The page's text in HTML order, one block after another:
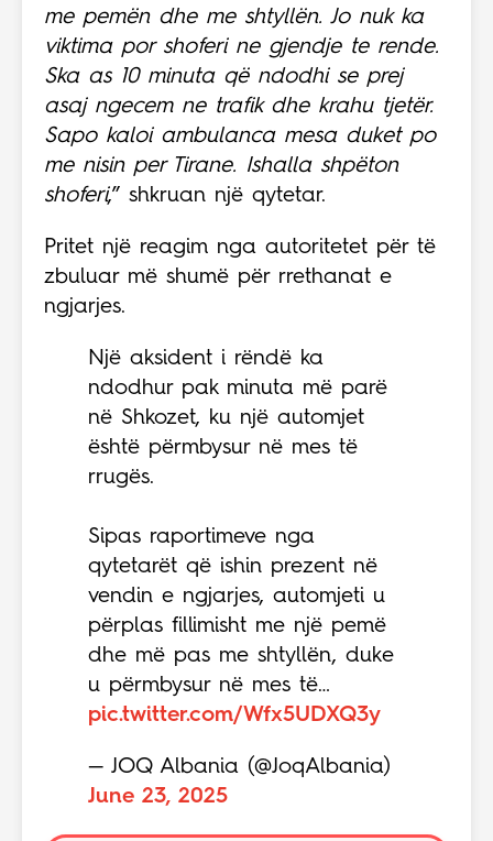
me pemën dhe me shtyllën. Jo nuk ka
viktima por shoferi ne gjendje te rende.
Ska as 10 minuta që ndodhi se prej
asaj ngecem ne trafik dhe krahu tjetër.
Sapo kaloi ambulanca mesa duket po
me nisin per Tirane. Ishalla shpëton
shoferi,” shkruan një qytetar.
Pritet një reagim nga autoritetet për të
zbuluar më shumë për rrethanat e
ngjarjes.
Një aksident i rëndë ka
ndodhur pak minuta më parë
në Shkozet, ku një automjet
është përmbysur në mes të
rrugës.
Sipas raportimeve nga
qytetarët që ishin prezent në
vendin e ngjarjes, automjeti u
përplas fillimisht me një pemë
dhe më pas me shtyllën, duke
u përmbysur në mes të…
pic.twitter.com/Wfx5UDXQ3y
— JOQ Albania (@JoqAlbania)
June 23, 2025